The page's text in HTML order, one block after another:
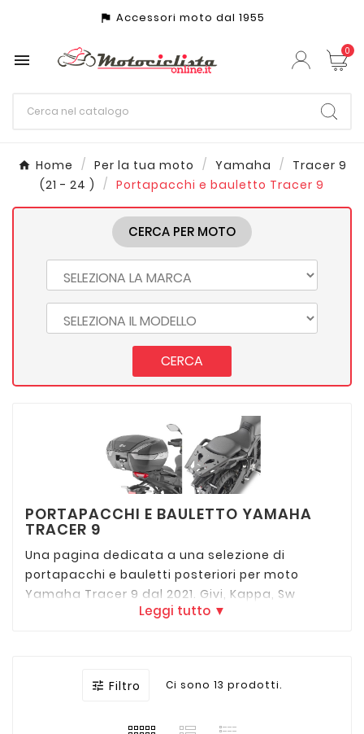
assistant_photo Accessori moto dal 1955
 0
Home Per la tua moto Yamaha
Tracer 9
(21 - 24 )
Portapacchi e bauletto Tracer 9
CERCA PER MOTO
CERCA
PORTAPACCHI E BAULETTO YAMAHA
TRACER 9
Una pagina dedicata a una selezione di
portapacchi e bauletti posteriori per moto
Yamaha Tracer 9 dal 2021. Givi, Kappa, Sw
Motech, Hepco Becker, Shad e tutte le migliori
Leggi tutto ▼
 Filtro Ci sono 13 prodotti.